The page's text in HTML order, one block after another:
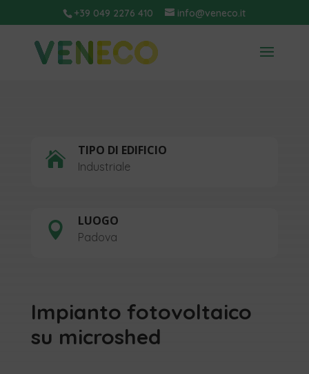
+39 049 2276 410 info@veneco.it
 TIPO DI EDIFICIO
Industriale
 LUOGO
Padova
Impianto fotovoltaico
su microshed